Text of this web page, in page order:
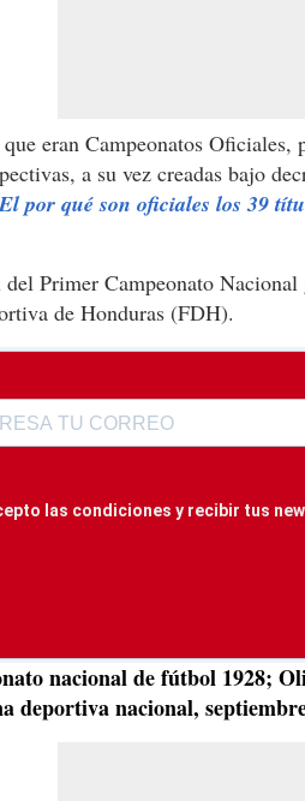
eran Campeonatos Oficiales,
a su vez creadas bajo
El por qué son oficiales los 39
Primer Campeonato
de Honduras (FDH).
las condiciones y recibir tus
nacional de fútbol 1928;
deportiva nacional,